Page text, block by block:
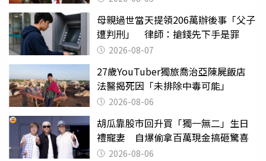
母親過世當天提領206萬辦後事「父子
遭判刑」 律師：搶錢先下手是罪
2026-08-07
27歲YouTuber獨旅喬治亞陳屍飯店
法醫揭死因「未排除中毒可能」
2026-08-06
胡瓜靠股市回升買「獨一無二」生日
禮寵妻 自爆偷拿百萬現金搞砸驚喜
2026-08-06